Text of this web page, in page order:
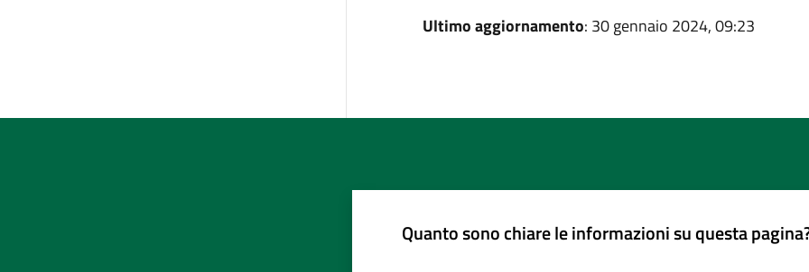
Ultimo aggiornamento: 30 gennaio 2024, 09:23
Quanto sono chiare le informazioni su questa